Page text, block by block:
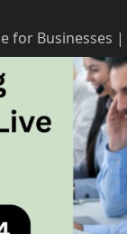
for Businesses |